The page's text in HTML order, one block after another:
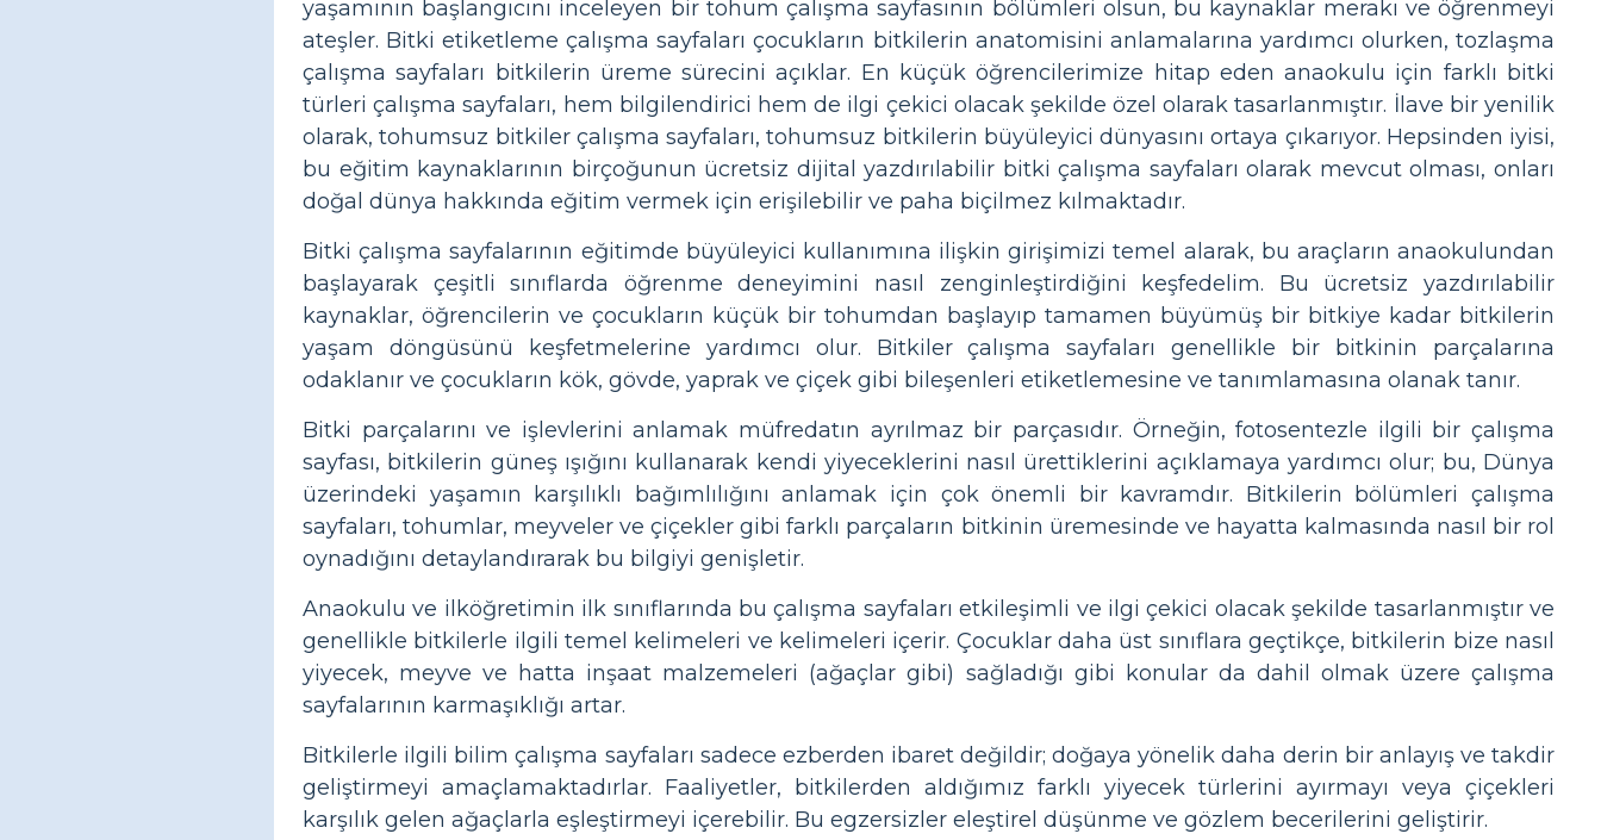
yaşamının başlangıcını inceleyen bir tohum çalışma sayfasının bölümleri olsun, bu kaynaklar merakı ve öğrenmeyi
ateşler. Bitki etiketleme çalışma sayfaları çocukların bitkilerin anatomisini anlamalarına yardımcı olurken, tozlaşma
çalışma sayfaları bitkilerin üreme sürecini açıklar. En küçük öğrencilerimize hitap eden anaokulu için farklı bitki
türleri çalışma sayfaları, hem bilgilendirici hem de ilgi çekici olacak şekilde özel olarak tasarlanmıştır. İlave bir yenilik
olarak, tohumsuz bitkiler çalışma sayfaları, tohumsuz bitkilerin büyüleyici dünyasını ortaya çıkarıyor. Hepsinden iyisi,
bu eğitim kaynaklarının birçoğunun ücretsiz dijital yazdırılabilir bitki çalışma sayfaları olarak mevcut olması, onları
doğal dünya hakkında eğitim vermek için erişilebilir ve paha biçilmez kılmaktadır.
Bitki çalışma sayfalarının eğitimde büyüleyici kullanımına ilişkin girişimizi temel alarak, bu araçların anaokulundan
başlayarak çeşitli sınıflarda öğrenme deneyimini nasıl zenginleştirdiğini keşfedelim. Bu ücretsiz yazdırılabilir
kaynaklar, öğrencilerin ve çocukların küçük bir tohumdan başlayıp tamamen büyümüş bir bitkiye kadar bitkilerin
yaşam döngüsünü keşfetmelerine yardımcı olur. Bitkiler çalışma sayfaları genellikle bir bitkinin parçalarına
odaklanır ve çocukların kök, gövde, yaprak ve çiçek gibi bileşenleri etiketlemesine ve tanımlamasına olanak tanır.
Bitki parçalarını ve işlevlerini anlamak müfredatın ayrılmaz bir parçasıdır. Örneğin, fotosentezle ilgili bir çalışma
sayfası, bitkilerin güneş ışığını kullanarak kendi yiyeceklerini nasıl ürettiklerini açıklamaya yardımcı olur; bu, Dünya
üzerindeki yaşamın karşılıklı bağımlılığını anlamak için çok önemli bir kavramdır. Bitkilerin bölümleri çalışma
sayfaları, tohumlar, meyveler ve çiçekler gibi farklı parçaların bitkinin üremesinde ve hayatta kalmasında nasıl bir rol
oynadığını detaylandırarak bu bilgiyi genişletir.
Anaokulu ve ilköğretimin ilk sınıflarında bu çalışma sayfaları etkileşimli ve ilgi çekici olacak şekilde tasarlanmıştır ve
genellikle bitkilerle ilgili temel kelimeleri ve kelimeleri içerir. Çocuklar daha üst sınıflara geçtikçe, bitkilerin bize nasıl
yiyecek, meyve ve hatta inşaat malzemeleri (ağaçlar gibi) sağladığı gibi konular da dahil olmak üzere çalışma
sayfalarının karmaşıklığı artar.
Bitkilerle ilgili bilim çalışma sayfaları sadece ezberden ibaret değildir; doğaya yönelik daha derin bir anlayış ve takdir
geliştirmeyi amaçlamaktadırlar. Faaliyetler, bitkilerden aldığımız farklı yiyecek türlerini ayırmayı veya çiçekleri
karşılık gelen ağaçlarla eşleştirmeyi içerebilir. Bu egzersizler eleştirel düşünme ve gözlem becerilerini geliştirir.